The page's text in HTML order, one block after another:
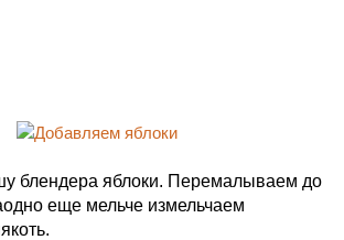
блендера яблоки. Перемалываем до
еще мельче измельчаем